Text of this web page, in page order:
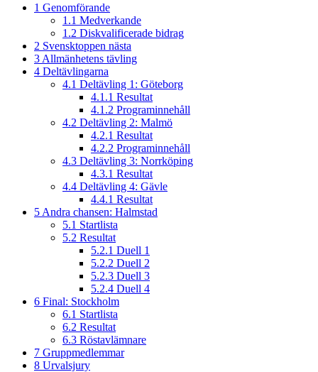
1 Genomförande
1.1 Medverkande
1.2 Diskvalificerade bidrag
2 Svensktoppen nästa
3 Allmänhetens tävling
4 Deltävlingarna
4.1 Deltävling 1: Göteborg
4.1.1 Resultat
4.1.2 Programinnehåll
4.2 Deltävling 2: Malmö
4.2.1 Resultat
4.2.2 Programinnehåll
4.3 Deltävling 3: Norrköping
4.3.1 Resultat
4.4 Deltävling 4: Gävle
4.4.1 Resultat
5 Andra chansen: Halmstad
5.1 Startlista
5.2 Resultat
5.2.1 Duell 1
5.2.2 Duell 2
5.2.3 Duell 3
5.2.4 Duell 4
6 Final: Stockholm
6.1 Startlista
6.2 Resultat
6.3 Röstavlämnare
7 Gruppmedlemmar
8 Urvalsjury